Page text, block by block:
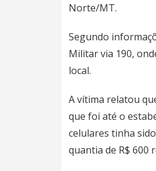
Norte/MT.
Segundo
Militar via 190,
local.
A vítima relatou
que foi até o
celulares tinha
quantia de R$ 600